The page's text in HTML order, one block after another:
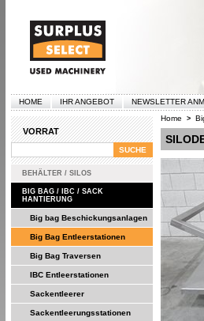
HOME IHR ANGEBOT NEWSLETTER
VORRAT
BEHÄLTER / SILOS
BIG BAG / IBC / SACK
HANTIERUNG
Big bag Beschickungsanlagen
Big Bag Entleerstationen
Big Bag Traversen
IBC Entleerstationen
Sackentleerer
Sackentleerungsstationen
Home >